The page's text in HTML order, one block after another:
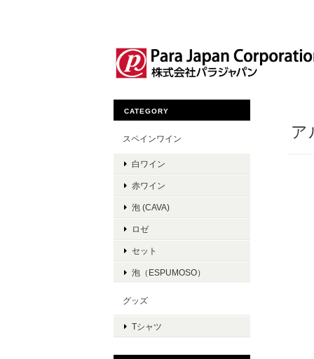
ア
CATEGORY
スペインワイン
白ワイン
赤ワイン
泡 (CAVA)
ロゼ
セット
泡（ESPUMOSO）
グッズ
Tシャツ